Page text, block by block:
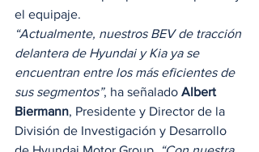
el equipaje.
“Actualmente, nuestros BEV de tracción
delantera de Hyundai y Kia ya se
encuentran entre los más eficientes de
sus segmentos”, ha señalado Albert
Biermann, Presidente y Director de la
División de Investigación y Desarrollo